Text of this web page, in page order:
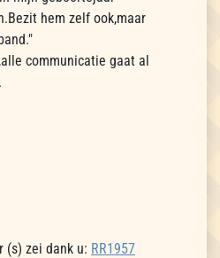
hem zelf ook,maar
communicatie gaat al
(s) zei dank u: RR1957